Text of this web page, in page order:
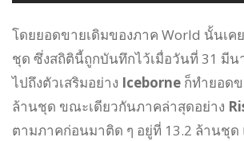
โดยยอดขายเดิมของภาค World นั้นเค
ชุด ซึ่งสถิตินี้ถูกบันทึกไว้เมื่อวันที่ 31 มี
ไปถึงตัวเสริมอย่าง Iceborne ก็ทำยอด
ล้านชุด ขณะเดียวกันภาคล่าสุดอย่าง
ตามภาคก่อนมาติด ๆ อยู่ที่ 13.2 ล้านชุด